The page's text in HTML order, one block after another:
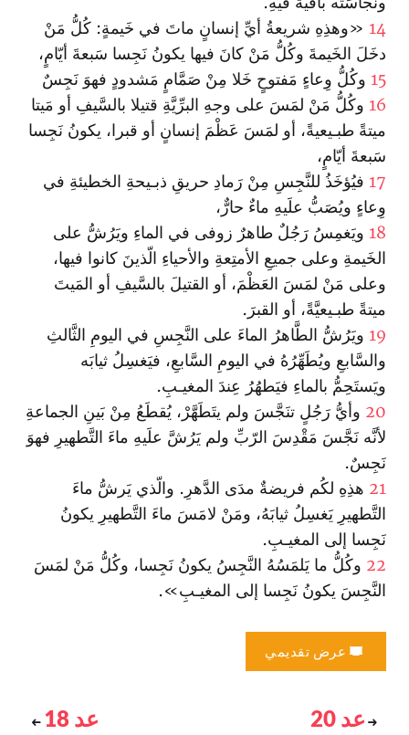
14 «وهذِهِ شريعةُ أيِّ إنسانٍ ماتَ في خَيمةٍ: كُلُّ مَنْ
دخَلَ الخَيمةَ وكُلُّ مَنْ كانَ فيها يكونُ نَجِسا سَبعةَ أيّامٍ،
15 وكُلُّ وِعاءٍ مَفتوحٍ خَلا مِنْ صَمَّامٍ مَشدودٍ فهوَ نَجِسٌ
16 وكُلُّ مَنْ لمَسَ على وجهِ البرِّيَّةِ قتيلا بالسَّيفِ أو مَيتا
ميتةً طبـيعيةً، أو لمَسَ عَظْمَ إنسانٍ أو قبرا، يكونُ نَجِسا
سَبعةَ أيّامٍ،
17 فيُؤخَذُ للنَّجِسِ مِنْ رَمادِ حريقِ ذبـيحةِ الخطيئةِ في
وِعاءٍ ويُصَبُّ علَيهِ ماءٌ حارٌّ،
18 ويَغمِسُ رَجُلٌ طاهرٌ زوفى في الماءِ ويَرُشُّ على
الخَيمةِ وعلى جميعِ الأمتِعةِ والأحياءِ الّذينَ كانوا فيها،
وعلى مَنْ لمَسَ العَظْمَ، أو القتيلَ بالسَّيفِ أو المَيتَ
ميتةً طبـيعيَّةً، أو القبرَ.
19 ويَرُشُّ الطَّاهرُ الماءَ على النَّجِسِ في اليومِ الثَّالثِ
والسَّابعِ ويُطَهِّرُهُ في اليومِ السَّابعِ، فيَغسِلُ ثيابَه
ويَستَحِمُّ بالماءِ فيَطهُرُ عِندَ المغيـبِ.
20 وأيُّ رَجُلٍ تنَجَّسَ ولم يتَطَهَّرْ، يُقطَعُ مِنْ بَينِ الجماعةِ
لأنَّه نَجَّسَ مَقْدِسَ الرّبِّ ولم يَرُشَّ علَيهِ ماءَ التَّطهيرِ فهوَ
نَجِسٌ.
21 هذِهِ لكُم فريضةٌ مدَى الدَّهرِ. والّذي يَرشُّ ماءَ
التَّطهيرِ يَغسِلُ ثيابَهُ، ومَنْ لامَسَ ماءَ التَّطهيرِ يكونُ
نَجِسا إلى المغيـبِ.
22 وكُلُّ ما يَلمَسُهُ النَّجِسُ يكونُ نَجِسا، وكُلُّ مَنْ لمَسَ
النَّجِسَ يكونُ نَجِسا إلى المغيـبِ».
عرض تقديمي
عد 20 عد 18